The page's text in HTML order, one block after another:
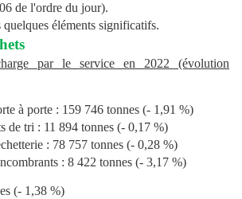
de l'ordre du jour).
éléments significatifs.
par le service en 2022 (évolution
à porte : 159 746 tonnes (- 1,91 %)
de tri : 11 894 tonnes (- 0,17 %)
: 78 757 tonnes (- 0,28 %)
: 8 422 tonnes (- 3,17 %)
(- 1,38 %)